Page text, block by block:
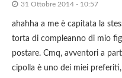
31 Ottobre 2014 - 10:57
ahahha a me è capitata la
torta di compleanno di mio
postare. Cmq, avventori a
cipolla è uno dei miei